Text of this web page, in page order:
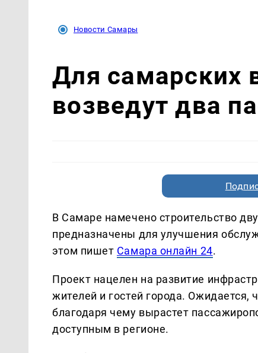
Новости Самары
Для самарских
возведут два
В Самаре намечено строительство
предназначены для улучшения
этом пишет Самара онлайн 24.
Проект нацелен на развитие
жителей и гостей города. Ожидается,
благодаря чему вырастет
доступным в регионе.